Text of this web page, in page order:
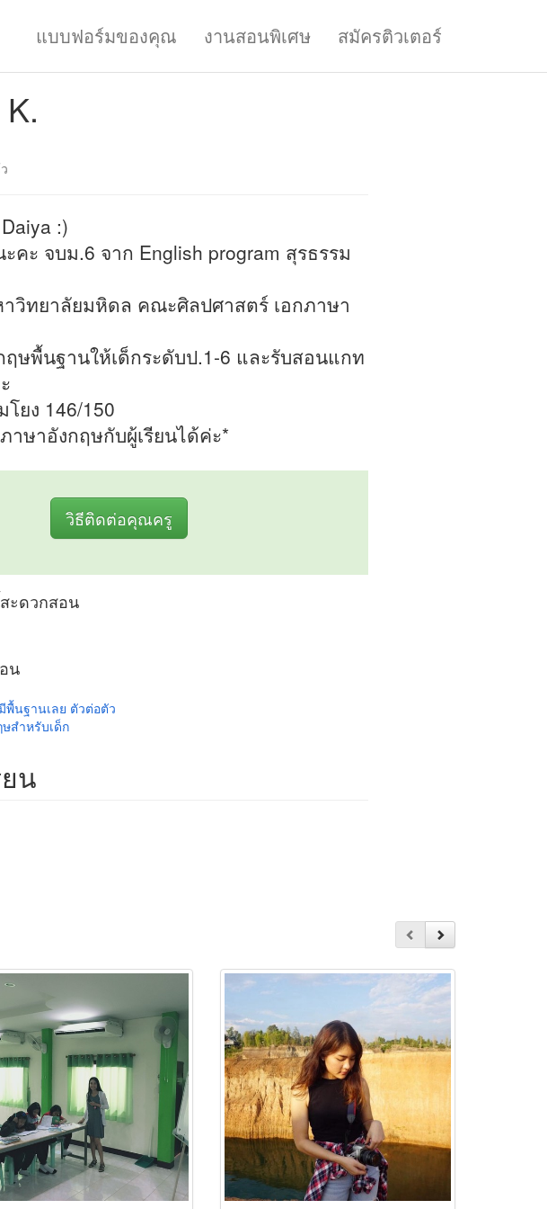
แบบฟอร์มของคุณ งานสอนพิเศษ สมัครติวเตอร์
:)
คะ จบม.6 จาก English program สุรธรรม
วิทยาลัยมหิดล คณะศิลปศาสตร์ เอกภาษา
ษพื้นฐานให้เด็กระดับป.1-6 และรับสอนแกท
ยง 146/150
าษาอังกฤษกับผู้เรียนได้ค่ะ*
วิธีติดต่อคุณครู
ดวกสอน
น
พื้นฐานเลย ตัวต่อตัว
สำหรับเด็ก
น